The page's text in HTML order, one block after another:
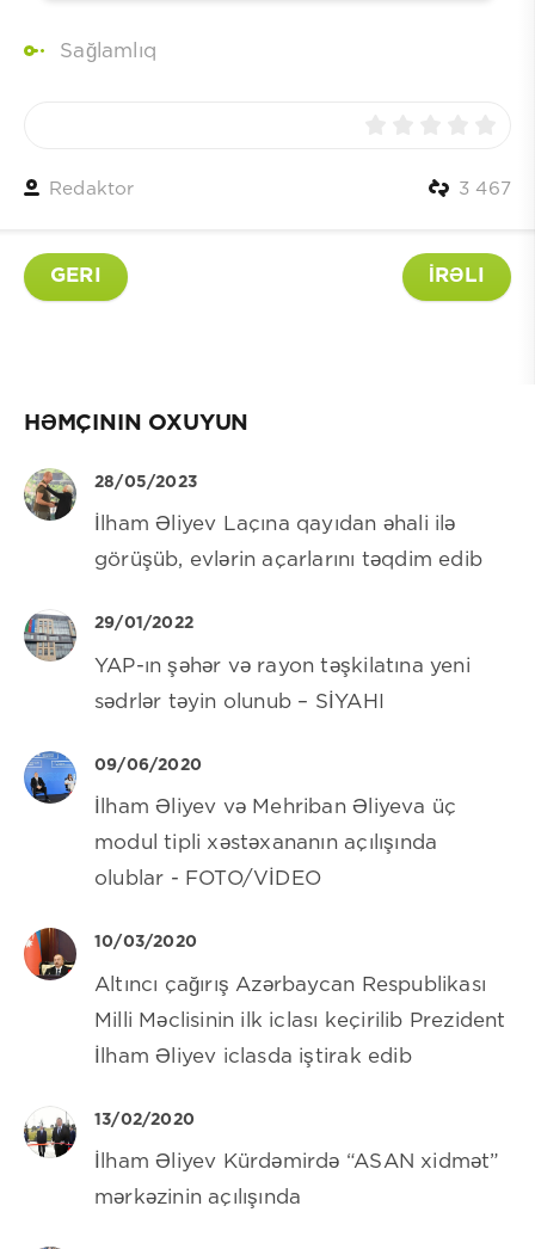
Sağlamlıq
Redaktor 3 467
GERI İRƏLI
HƏMÇININ OXUYUN
28/05/2023
İlham Əliyev Laçına qayıdan əhali ilə
görüşüb, evlərin açarlarını təqdim edib
29/01/2022
YAP-ın şəhər və rayon təşkilatına yeni
sədrlər təyin olunub – SİYAHI
09/06/2020
İlham Əliyev və Mehriban Əliyeva üç
modul tipli xəstəxananın açılışında
olublar - FOTO/VİDEO
10/03/2020
Altıncı çağırış Azərbaycan Respublikası
Milli Məclisinin ilk iclası keçirilib Prezident
İlham Əliyev iclasda iştirak edib
13/02/2020
İlham Əliyev Kürdəmirdə “ASAN xidmət”
mərkəzinin açılışında